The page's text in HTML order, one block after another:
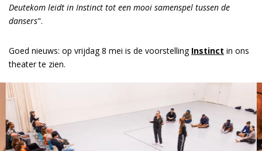
Deutekom leidt in Instinct tot een mooi samenspel tussen de
dansers".
Goed nieuws: op vrijdag 8 mei is de voorstelling Instinct in ons
theater te zien.
Overslaan